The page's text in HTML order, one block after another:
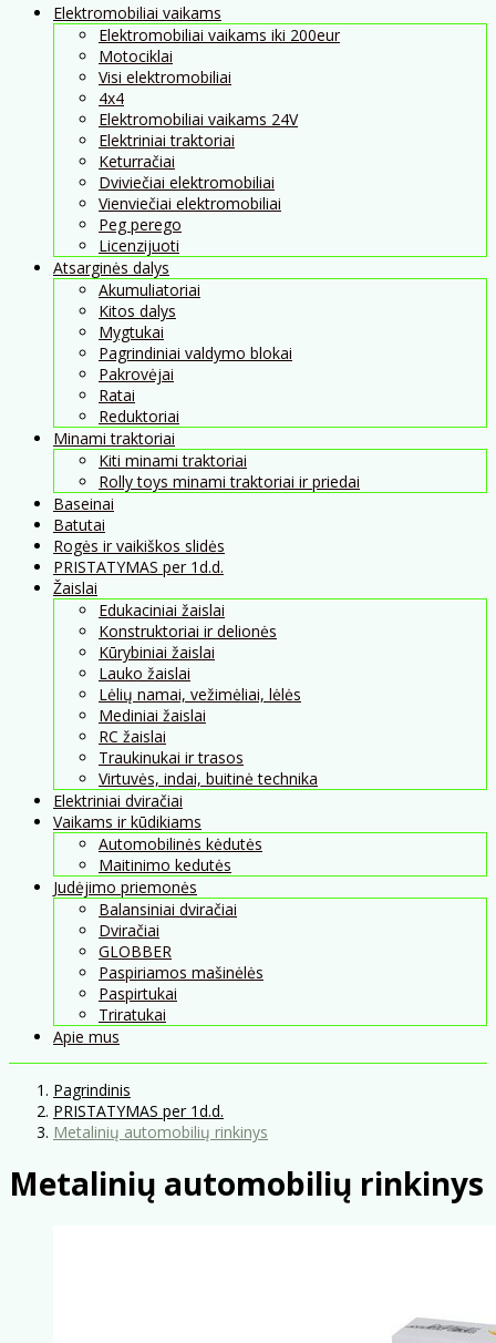
Elektromobiliai vaikams
Elektromobiliai vaikams iki 200eur
Motociklai
Visi elektromobiliai
4x4
Elektromobiliai vaikams 24V
Elektriniai traktoriai
Keturračiai
Dviviečiai elektromobiliai
Vienviečiai elektromobiliai
Peg perego
Licenzijuoti
Atsarginės dalys
Akumuliatoriai
Kitos dalys
Mygtukai
Pagrindiniai valdymo blokai
Pakrovėjai
Ratai
Reduktoriai
Minami traktoriai
Kiti minami traktoriai
Rolly toys minami traktoriai ir priedai
Baseinai
Batutai
Rogės ir vaikiškos slidės
PRISTATYMAS per 1d.d.
Žaislai
Edukaciniai žaislai
Konstruktoriai ir delionės
Kūrybiniai žaislai
Lauko žaislai
Lėlių namai, vežimėliai, lėlės
Mediniai žaislai
RC žaislai
Traukinukai ir trasos
Virtuvės, indai, buitinė technika
Elektriniai dviračiai
Vaikams ir kūdikiams
Automobilinės kėdutės
Maitinimo kedutės
Judėjimo priemonės
Balansiniai dviračiai
Dviračiai
GLOBBER
Paspiriamos mašinėlės
Paspirtukai
Triratukai
Apie mus
Pagrindinis
PRISTATYMAS per 1d.d.
Metalinių automobilių rinkinys
Metalinių automobilių rinkinys